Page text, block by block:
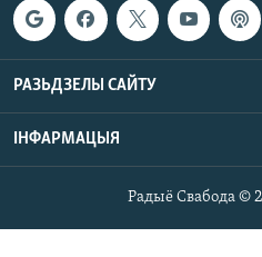
РАЗЬДЗЕЛЫ САЙТУ
ІНФАРМАЦЫЯ
Радыё Свабода ©